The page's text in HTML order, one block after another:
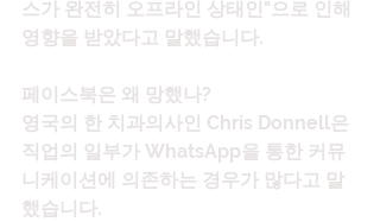
스가 완전히 오프라인 상태인"으로 인해
영향을 받았다고 말했습니다.
페이스북은 왜 망했나?
영국의 한 치과의사인 Chris Donnell은
직업의 일부가 WhatsApp을 통한 커뮤
니케이션에 의존하는 경우가 많다고 말
했습니다.